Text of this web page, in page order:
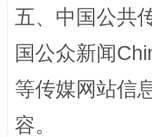
五、中国公共
国公众新闻
等传媒网站信
容。